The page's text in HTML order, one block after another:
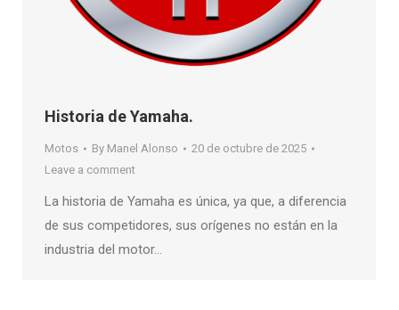
Historia de Yamaha.
Motos By Manel Alonso
20 de octubre de 2025
Leave a comment
La historia de Yamaha es única, ya que, a diferencia
de sus competidores, sus orígenes no están en la
industria del motor…